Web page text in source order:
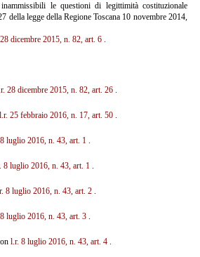
inammissibili le questioni di legittimità costituzionale
della legge della Regione Toscana 10 novembre 2014,
dicembre 2015, n. 82, art. 6.
28 dicembre 2015, n. 82, art. 26.
l.r. 25 febbraio 2016, n. 17, art. 50.
luglio 2016, n. 43, art. 1.
8 luglio 2016, n. 43, art. 1.
8 luglio 2016, n. 43, art. 2.
luglio 2016, n. 43, art. 3.
l.r. 8 luglio 2016, n. 43, art. 4.